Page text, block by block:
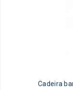
Cadeira